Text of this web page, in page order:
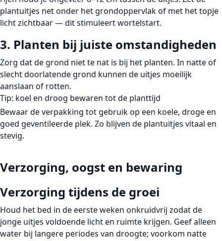
plantuitjes net onder het grondoppervlak of met het topje
licht zichtbaar — dit stimuleert wortelstart.
3. Planten bij juiste omstandigheden
Zorg dat de grond niet te nat is bij het planten. In natte of
slecht doorlatende grond kunnen de uitjes moeilijk
aanslaan of rotten.
Tip: koel en droog bewaren tot de planttijd
Bewaar de verpakking tot gebruik op een koele, droge en
goed geventileerde plek. Zo blijven de plantuitjes vitaal en
stevig.
Verzorging, oogst en bewaring
Verzorging tijdens de groei
Houd het bed in de eerste weken onkruidvrij zodat de
jonge uitjes voldoende licht en ruimte krijgen. Geef alleen
water bij langere periodes van droogte; voorkom natte